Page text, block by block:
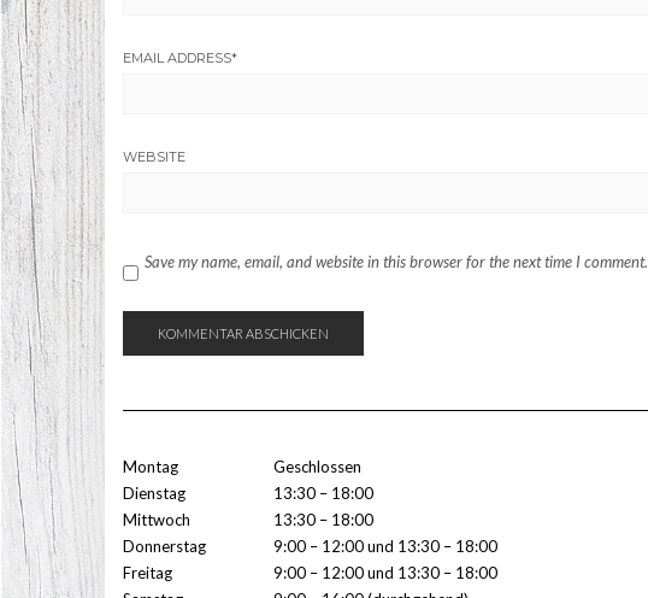
EMAIL ADDRESS*
WEBSITE
Save my name, email, and website in this browser for the next time I comment.
Montag
Geschlossen
Dienstag
13:30 – 18:00
Mittwoch
13:30 – 18:00
Donnerstag
9:00 – 12:00 und 13:30 – 18:00
Freitag
9:00 – 12:00 und 13:30 – 18:00